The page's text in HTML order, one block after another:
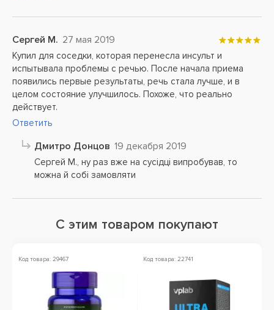
Сергей М. 27 мая 2019
Купил для соседки, которая перенесла инсульт и
испытывала проблемы с речью. После начала приема
появились первые результаты, речь стала лучше, и в
целом состояние улучшилось. Похоже, что реально
действует.
Ответить
Дмитро Донцов 19 декабря 2019
Сергей М., ну раз вже на сусідці випробував, то
можна й собі замовляти
С этим товаром покупают
Код товара: 29467 Код товара: 22741